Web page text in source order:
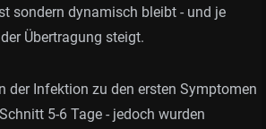
sondern dynamisch bleibt - und je
Übertragung steigt.
der Infektion zu den ersten Symptomen
5-6 Tage - jedoch wurden